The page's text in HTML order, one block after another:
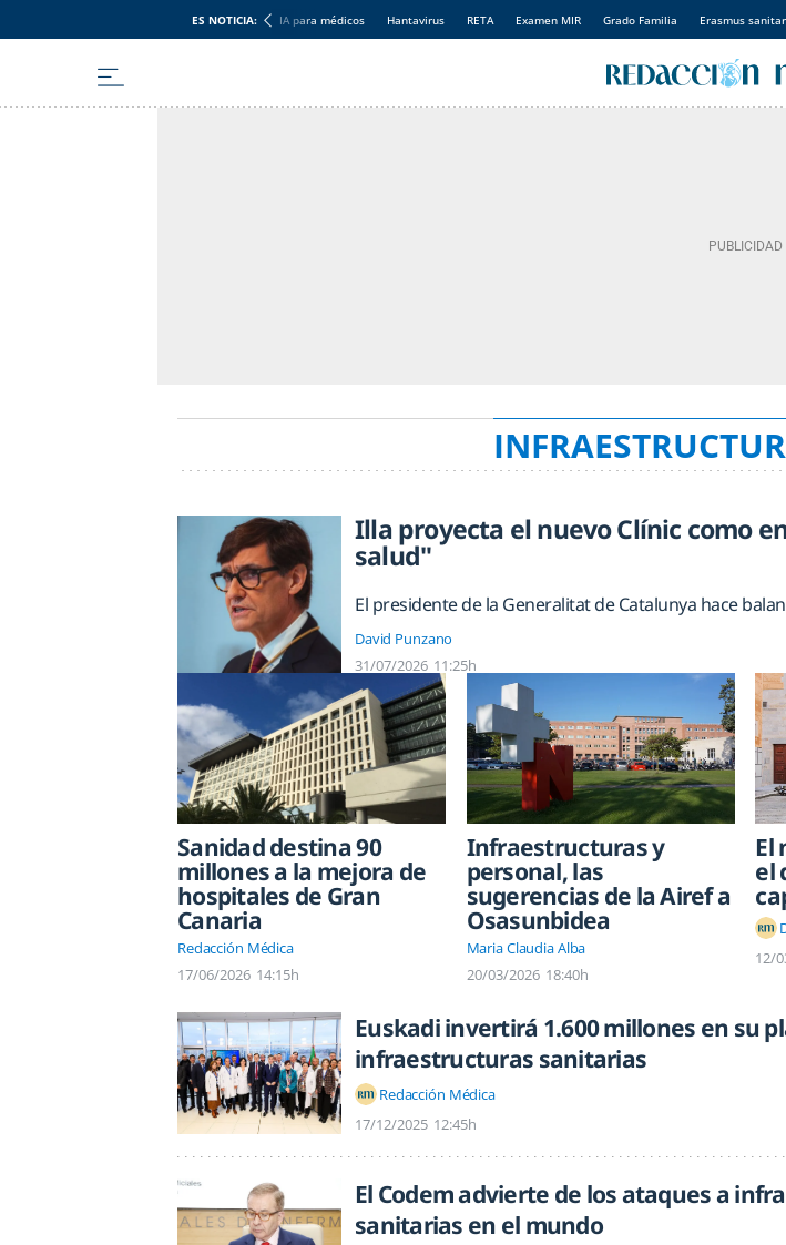
ES NOTICIA: IA para médicos Hantavirus RETA Examen MIR Grado Familia Erasmus
Illa proyecta el nuevo Clínic como
salud"
El presidente de la Generalitat de Catalunya hace
David Punzano
31/07/2026 11:25h
Sanidad destina 90
millones a la mejora de
hospitales de Gran
Canaria
Redacción Médica
17/06/2026 14:15h
Infraestructuras y
personal, las
sugerencias de la Airef a
Osasunbidea
Maria Claudia Alba
20/03/2026 18:40h
El
el
12/
Euskadi invertirá 1.600 millones en su
infraestructuras sanitarias
Redacción Médica
17/12/2025 12:45h
El Codem advierte de los ataques a
sanitarias en el mundo